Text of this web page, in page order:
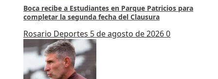
Boca recibe a Estudiantes en Parque Patricios para
completar la segunda fecha del Clausura
Rosario Deportes 5 de agosto de 20260